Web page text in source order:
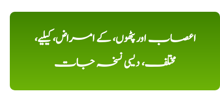
اعصاب اور پٹھوں، کے امراض، کیلیے،
مختلف، دیسی نسخہ جات